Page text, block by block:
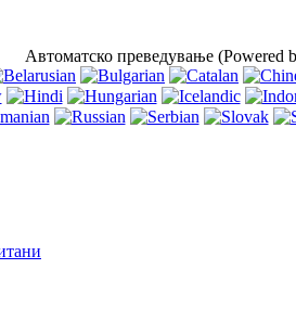
Автоматско преведување (Powered